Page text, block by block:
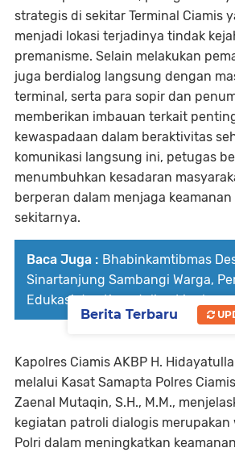
strategis di sekitar Terminal Ciamis
menjadi lokasi terjadinya tindak
premanisme. Selain melakukan
juga berdialog langsung dengan
terminal, serta para sopir dan
memberikan imbauan terkait
kewaspadaan dalam beraktivitas
komunikasi langsung ini, petugas
menumbuhkan kesadaran
berperan dalam menjaga
sekitarnya.
Baca Juga : Bhabinkamtibmas
Sinartanjung Sambangi Warga,
Edukasi dan Kepedulian
Kapolres Ciamis AKBP H.
melalui Kasat Samapta Polres
Zaenal Mutaqin, S.H., M.M.,
kegiatan patroli dialogis
Polri dalam meningkatkan
Berita Terbaru